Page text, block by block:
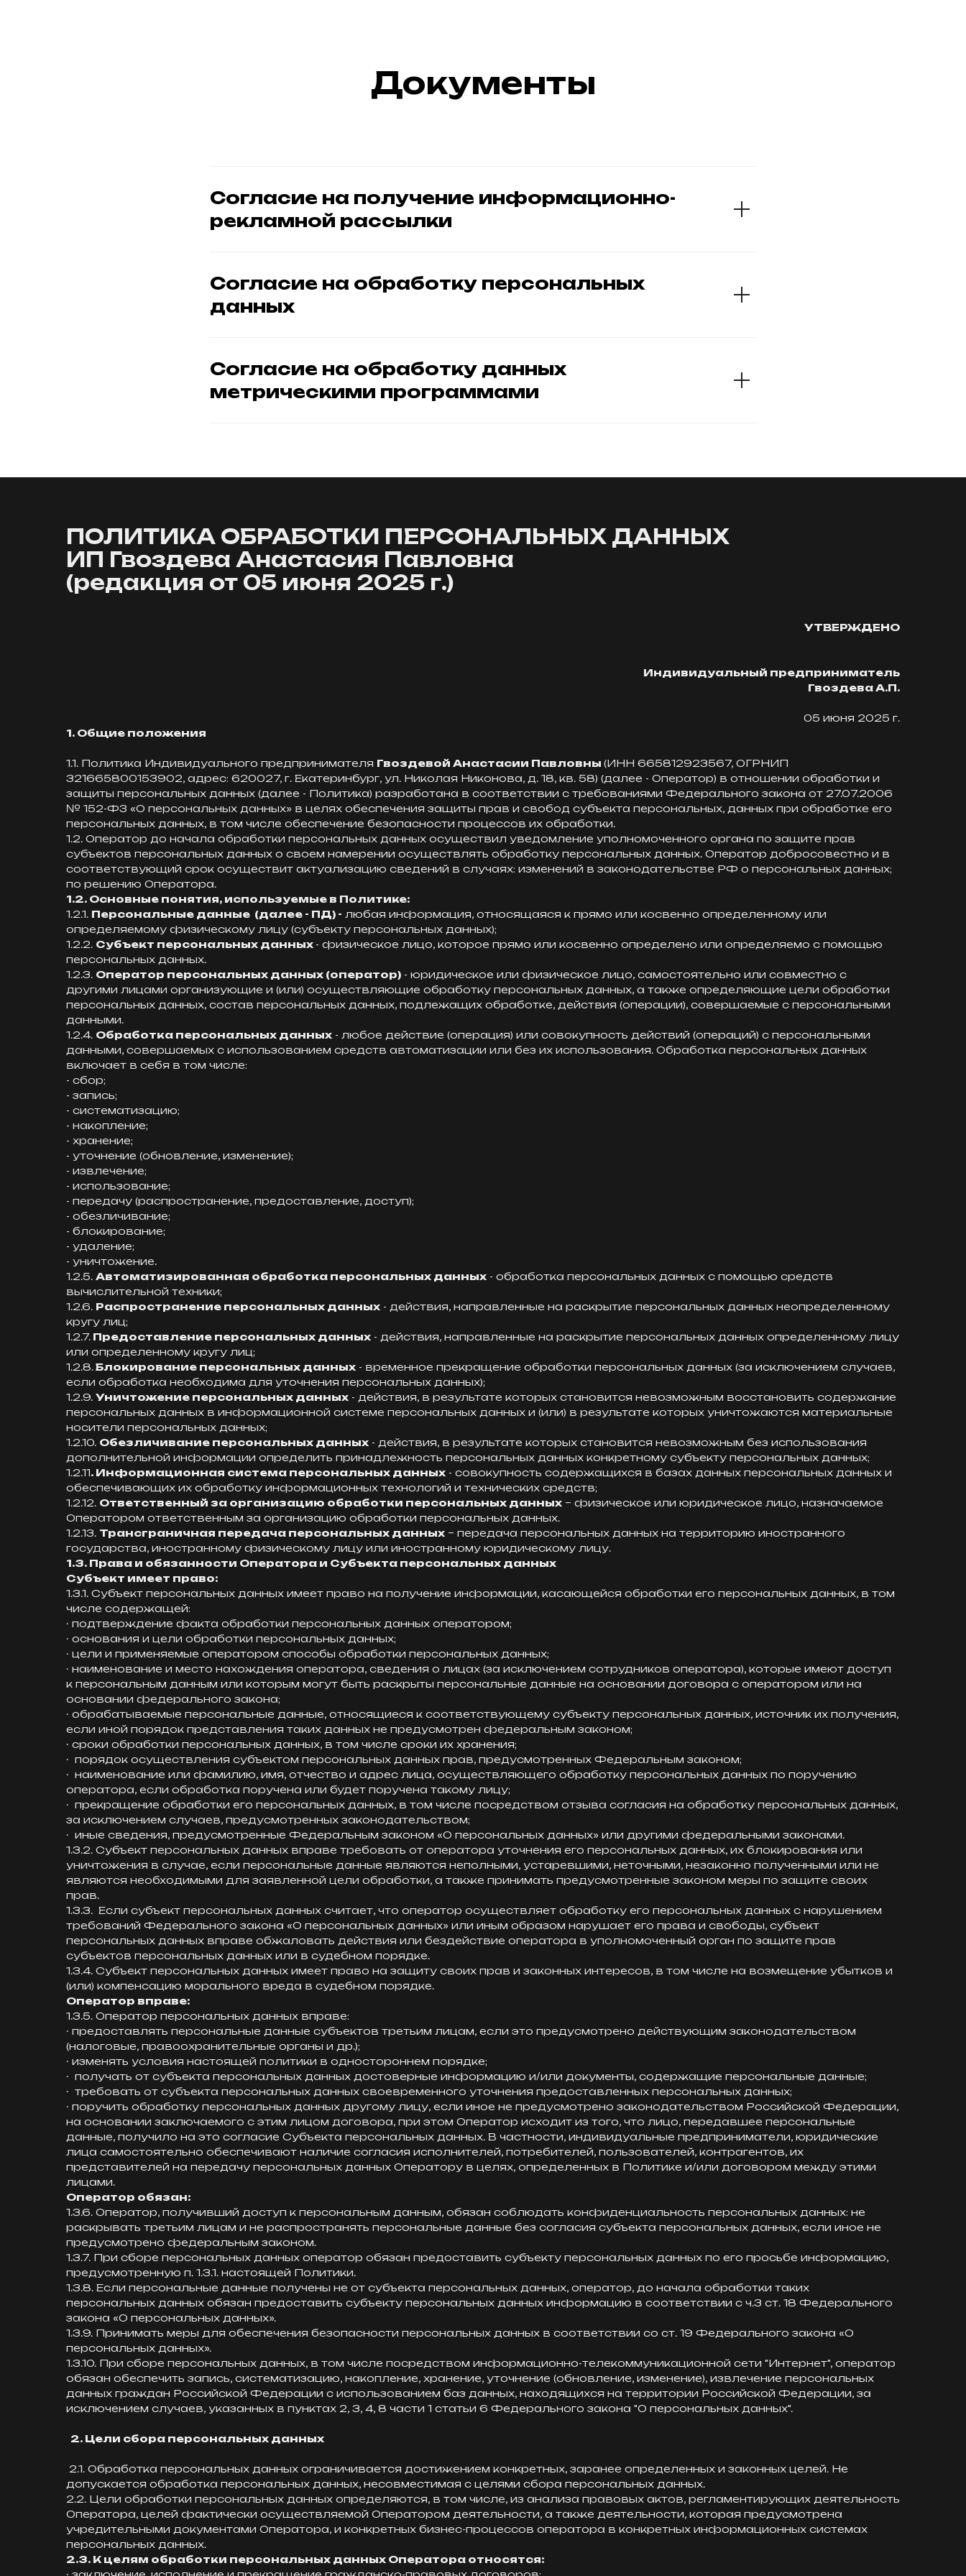
Документы
Согласие на получение информационно-
рекламной рассылки
Согласие на обработку персональных
данных
Согласие на обработку данных
метрическими программами
ПОЛИТИКА ОБРАБОТКИ ПЕРСОНАЛЬНЫХ ДАННЫХ
ИП Гвоздева Анастасия Павловна
(редакция от 05 июня 2025 г.)
УТВЕРЖДЕНО
Индивидуальный предприниматель
Гвоздева А.П.
05 июня 2025 г.
1. Общие положения
1.1. Политика Индивидуального предпринимателя Гвоздевой Анастасии Павловны (ИНН 665812923567, ОГРНИП
321665800153902, адрес: 620027, г. Екатеринбург, ул. Николая Никонова, д. 18, кв. 58) (далее - Оператор) в отношении обработки и
защиты персональных данных (далее - Политика) разработана в соответствии с требованиями Федерального закона от 27.07.2006
№ 152-ФЗ «О персональных данных» в целях обеспечения защиты прав и свобод субъекта персональных, данных при обработке его
персональных данных, в том числе обеспечение безопасности процессов их обработки.
1.2. Оператор до начала обработки персональных данных осуществил уведомление уполномоченного органа по защите прав
субъектов персональных данных о своем намерении осуществлять обработку персональных данных. Оператор добросовестно и в
соответствующий срок осуществит актуализацию сведений в случаях: изменений в законодательстве РФ о персональных данных;
по решению Оператора.
1.2. Основные понятия, используемые в Политике:
1.2.1. Персональные данные (далее - ПД) - любая информация, относящаяся к прямо или косвенно определенному или
определяемому физическому лицу (субъекту персональных данных);
1.2.2. Субъект персональных данных - физическое лицо, которое прямо или косвенно определено или определяемо с помощью
персональных данных.
1.2.3. Оператор персональных данных (оператор) - юридическое или физическое лицо, самостоятельно или совместно с
другими лицами организующие и (или) осуществляющие обработку персональных данных, а также определяющие цели обработки
персональных данных, состав персональных данных, подлежащих обработке, действия (операции), совершаемые с персональными
данными.
1.2.4. Обработка персональных данных - любое действие (операция) или совокупность действий (операций) с персональными
данными, совершаемых с использованием средств автоматизации или без их использования. Обработка персональных данных
включает в себя в том числе:
- сбор;
- запись;
- систематизацию;
- накопление;
- хранение;
- уточнение (обновление, изменение);
- извлечение;
- использование;
- передачу (распространение, предоставление, доступ);
- обезличивание;
- блокирование;
- удаление;
- уничтожение.
1.2.5. Автоматизированная обработка персональных данных - обработка персональных данных с помощью средств
вычислительной техники;
1.2.6. Распространение персональных данных - действия, направленные на раскрытие персональных данных неопределенному
кругу лиц;
1.2.7. Предоставление персональных данных - действия, направленные на раскрытие персональных данных определенному лицу
или определенному кругу лиц;
1.2.8.Блокирование персональных данных - временное прекращение обработки персональных данных (за исключением случаев,
если обработка необходима для уточнения персональных данных);
1.2.9. Уничтожение персональных данных - действия, в результате которых становится невозможным восстановить содержание
персональных данных в информационной системе персональных данных и (или) в результате которых уничтожаются материальные
носители персональных данных;
1.2.10. Обезличивание персональных данных - действия, в результате которых становится невозможным без использования
дополнительной информации определить принадлежность персональных данных конкретному субъекту персональных данных;
1.2.11. Информационная система персональных данных - совокупность содержащихся в базах данных персональных данных и
обеспечивающих их обработку информационных технологий и технических средств;
1.2.12. Ответственный за организацию обработки персональных данных – физическое или юридическое лицо, назначаемое
Оператором ответственным за организацию обработки персональных данных.
1.2.13. Трансграничная передача персональных данных – передача персональных данных на территорию иностранного
государства, иностранному физическому лицу или иностранному юридическому лицу.
1.3. Права и обязанности Оператора и Субъекта персональных данных
Субъект имеет право:
1.3.1. Субъект персональных данных имеет право на получение информации, касающейся обработки его персональных данных, в том
числе содержащей:
· подтверждение факта обработки персональных данных оператором;
· основания и цели обработки персональных данных;
· цели и применяемые оператором способы обработки персональных данных;
· наименование и место нахождения оператора, сведения о лицах (за исключением сотрудников оператора), которые имеют доступ
к персональным данным или которым могут быть раскрыты персональные данные на основании договора с оператором или на
основании федерального закона;
· обрабатываемые персональные данные, относящиеся к соответствующему субъекту персональных данных, источник их получения,
если иной порядок представления таких данных не предусмотрен федеральным законом;
· сроки обработки персональных данных, в том числе сроки их хранения;
· порядок осуществления субъектом персональных данных прав, предусмотренных Федеральным законом;
· наименование или фамилию, имя, отчество и адрес лица, осуществляющего обработку персональных данных по поручению
оператора, если обработка поручена или будет поручена такому лицу;
· прекращение обработки его персональных данных, в том числе посредством отзыва согласия на обработку персональных данных,
за исключением случаев, предусмотренных законодательством;
· иные сведения, предусмотренные Федеральным законом «О персональных данных» или другими федеральными законами.
1.3.2. Субъект персональных данных вправе требовать от оператора уточнения его персональных данных, их блокирования или
уничтожения в случае, если персональные данные являются неполными, устаревшими, неточными, незаконно полученными или не
являются необходимыми для заявленной цели обработки, а также принимать предусмотренные законом меры по защите своих
прав.
1.3.3. Если субъект персональных данных считает, что оператор осуществляет обработку его персональных данных с нарушением
требований Федерального закона «О персональных данных» или иным образом нарушает его права и свободы, субъект
персональных данных вправе обжаловать действия или бездействие оператора в уполномоченный орган по защите прав
субъектов персональных данных или в судебном порядке.
1.3.4. Субъект персональных данных имеет право на защиту своих прав и законных интересов, в том числе на возмещение убытков и
(или) компенсацию морального вреда в судебном порядке.
Оператор вправе:
1.3.5. Оператор персональных данных вправе:
· предоставлять персональные данные субъектов третьим лицам, если это предусмотрено действующим законодательством
(налоговые, правоохранительные органы и др.);
· изменять условия настоящей политики в одностороннем порядке;
· получать от субъекта персональных данных достоверные информацию и/или документы, содержащие персональные данные;
· требовать от субъекта персональных данных своевременного уточнения предоставленных персональных данных;
· поручить обработку персональных данных другому лицу, если иное не предусмотрено законодательством Российской Федерации,
на основании заключаемого с этим лицом договора, при этом Оператор исходит из того, что лицо, передавшее персональные
данные, получило на это согласие Субъекта персональных данных. В частности, индивидуальные предприниматели, юридические
лица самостоятельно обеспечивают наличие согласия исполнителей, потребителей, пользователей, контрагентов, их
представителей на передачу персональных данных Оператору в целях, определенных в Политике и/или договором между этими
лицами.
Оператор обязан:
1.3.6. Оператор, получивший доступ к персональным данным, обязан соблюдать конфиденциальность персональных данных: не
раскрывать третьим лицам и не распространять персональные данные без согласия субъекта персональных данных, если иное не
предусмотрено федеральным законом.
1.3.7. При сборе персональных данных оператор обязан предоставить субъекту персональных данных по его просьбе информацию,
предусмотренную п. 1.3.1. настоящей Политики.
1.3.8. Если персональные данные получены не от субъекта персональных данных, оператор, до начала обработки таких
персональных данных обязан предоставить субъекту персональных данных информацию в соответствии с ч.3 ст. 18 Федерального
закона «О персональных данных».
1.3.9. Принимать меры для обеспечения безопасности персональных данных в соответствии со ст. 19 Федерального закона «О
персональных данных».
1.3.10. При сборе персональных данных, в том числе посредством информационно-телекоммуникационной сети "Интернет", оператор
обязан обеспечить запись, систематизацию, накопление, хранение, уточнение (обновление, изменение), извлечение персональных
данных граждан Российской Федерации с использованием баз данных, находящихся на территории Российской Федерации, за
исключением случаев, указанных в пунктах 2, 3, 4, 8 части 1 статьи 6 Федерального закона "О персональных данных".
2. Цели сбора персональных данных
2.1. Обработка персональных данных ограничивается достижением конкретных, заранее определенных и законных целей. Не
допускается обработка персональных данных, несовместимая с целями сбора персональных данных.
2.2. Цели обработки персональных данных определяются, в том числе, из анализа правовых актов, регламентирующих деятельность
Оператора, целей фактически осуществляемой Оператором деятельности, а также деятельности, которая предусмотрена
учредительными документами Оператора, и конкретных бизнес-процессов оператора в конкретных информационных системах
персональных данных.
2.3. К целям обработки персональных данных Оператора относятся: